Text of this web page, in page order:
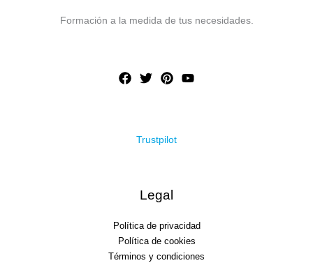
Formación a la medida de tus necesidades.
Trustpilot
Legal
Política de privacidad
Política de cookies
Términos y condiciones